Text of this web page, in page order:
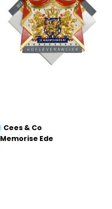
Cees & Co
Memorise Ede